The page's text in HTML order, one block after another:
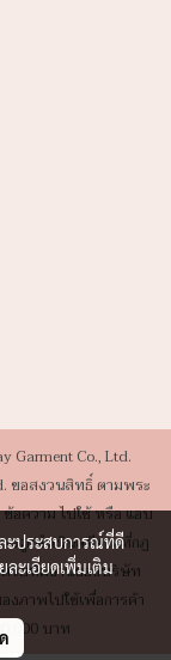
Garment Co., Ltd.
ขอสงวนสิทธิ์ ตามพระ
ความ ไปใช้ หรือ แอบ
ะถูกดำเนินคดีตามที่กฏ
วยทีมงานของบริษัท
ภาพไปใช้เพื่อการค้า
บาท
ะประสบการณ์ที่ดี
ละเอียดเพิ่มเติม